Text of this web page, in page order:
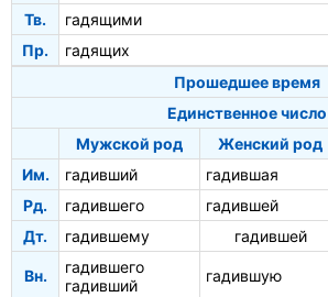
Тв.
гадящими
Пр.
гадящих
Прошедшее время
Единственное число
Мужской род
Женский род
Им.
гадивший гадившая
Рд.
гадившего гадившей
Дт.
гадившему гадившей
Вн.
гадившего
гадивший
гадившую